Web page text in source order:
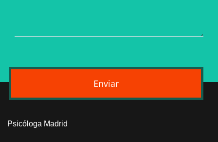
Enviar
Psicóloga Madrid